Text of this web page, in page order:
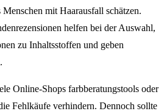
mit Haarausfall schätzen.
helfen bei der Auswahl,
zu Inhaltsstoffen und geben
Online-Shops farbberatungstools oder
Fehlkäufe verhindern. Dennoch sollte